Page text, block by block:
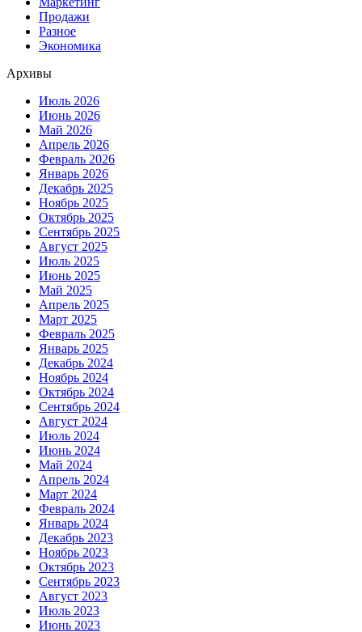
Продажи
Разное
Экономика
Архивы
Июль 2026
Июнь 2026
Май 2026
Апрель 2026
Февраль 2026
Январь 2026
Декабрь 2025
Ноябрь 2025
Октябрь 2025
Сентябрь 2025
Август 2025
Июль 2025
Июнь 2025
Май 2025
Апрель 2025
Март 2025
Февраль 2025
Январь 2025
Декабрь 2024
Ноябрь 2024
Октябрь 2024
Сентябрь 2024
Август 2024
Июль 2024
Июнь 2024
Май 2024
Апрель 2024
Март 2024
Февраль 2024
Январь 2024
Декабрь 2023
Ноябрь 2023
Октябрь 2023
Сентябрь 2023
Август 2023
Июль 2023
Июнь 2023